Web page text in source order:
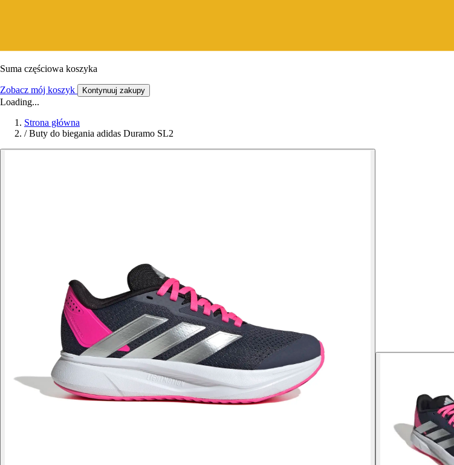
Suma częściowa koszyka
Zobacz mój koszyk Kontynuuj zakupy
Loading...
Strona główna
/ Buty do biegania adidas Duramo SL2